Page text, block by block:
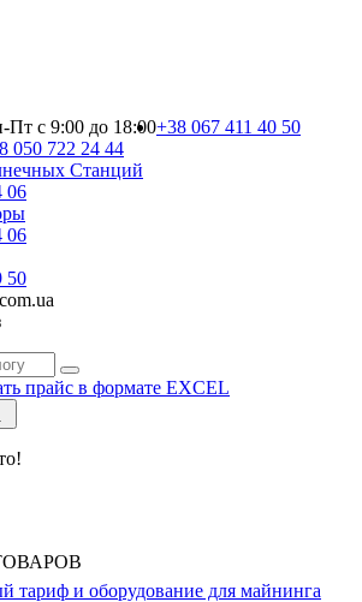
Пт с 9:00 до 18:00+38 067 411 40 50
050 722 24 44
Cтанций
06
06
50
прайс в формате EXCEL
тариф и оборудование для майнинга